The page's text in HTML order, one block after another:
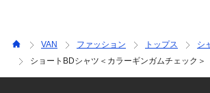
VAN ファッション トップス
シ
ショートBDシャツ＜カラーギンガムチェック＞